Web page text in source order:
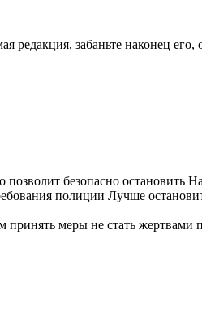
забаньте наконец его,
безопасно остановить
полиции Лучше
принять меры не стать жертвами